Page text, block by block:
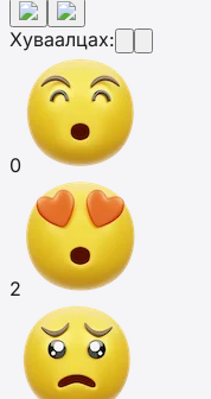
Хуваалцах:
0
2